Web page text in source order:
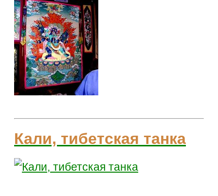
Кали, тибетская танка